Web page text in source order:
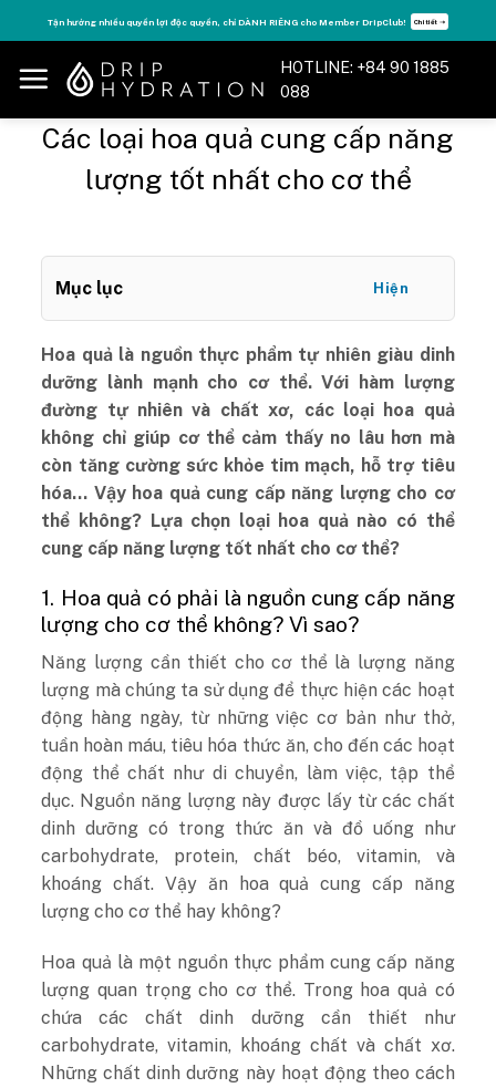
to
content
Tăng năng lượng - sống đỉnh cao với thẻ Vitamin Drip Membership. Xem ngay ➝
HOTLINE: +84 90 1885
088
Các loại hoa quả cung cấp năng
lượng tốt nhất cho cơ thể
Mục lục Hiện
Hoa quả là nguồn thực phẩm tự nhiên giàu dinh
dưỡng lành mạnh cho cơ thể. Với hàm lượng
đường tự nhiên và chất xơ, các loại hoa quả
không chỉ giúp cơ thể cảm thấy no lâu hơn mà
còn tăng cường sức khỏe tim mạch, hỗ trợ tiêu
hóa… Vậy hoa quả cung cấp năng lượng cho cơ
thể không? Lựa chọn loại hoa quả nào có thể
cung cấp năng lượng tốt nhất cho cơ thể?
1. Hoa quả có phải là nguồn cung cấp năng
lượng cho cơ thể không? Vì sao?
Năng lượng cần thiết cho cơ thể là lượng năng
lượng mà chúng ta sử dụng để thực hiện các hoạt
động hàng ngày, từ những việc cơ bản như thở,
tuần hoàn máu, tiêu hóa thức ăn, cho đến các hoạt
động thể chất như di chuyển, làm việc, tập thể
dục. Nguồn năng lượng này được lấy từ các chất
dinh dưỡng có trong thức ăn và đồ uống như
carbohydrate, protein, chất béo, vitamin, và
khoáng chất. Vậy ăn hoa quả cung cấp năng
lượng cho cơ thể hay không?
Hoa quả là một nguồn thực phẩm cung cấp năng
lượng quan trọng cho cơ thể. Trong hoa quả có
chứa các chất dinh dưỡng cần thiết như
carbohydrate, vitamin, khoáng chất và chất xơ.
Những chất dinh dưỡng này hoạt động theo cách